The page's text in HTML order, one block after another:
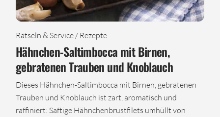
Rätseln & Service / Rezepte
Hähnchen-Saltimbocca mit Birnen,
gebratenen Trauben und Knoblauch
Dieses Hähnchen-Saltimbocca mit Birnen, gebratenen
Trauben und Knoblauch ist zart, aromatisch und
raffiniert: Saftige Hähnchenbrustfilets umhüllt von